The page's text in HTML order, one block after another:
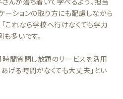
ーションの取り方にも配慮しながら
これなら学校へ行けなくても学力
多いです。
間質問し放題のサービスを活用
げる時間がなくても大丈夫」とい